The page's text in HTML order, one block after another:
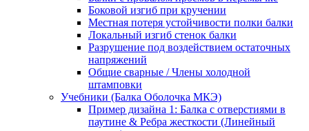
Боковой изгиб при кручении
Местная потеря устойчивости полки балки
Локальный изгиб стенок балки
Разрушение под воздействием остаточных
напряжений
Общие сварные / Члены холодной
штамповки
Учебники (Балка Оболочка МКЭ)
Пример дизайна 1: Балка с отверстиями в
паутине & Ребра жесткости (Линейный